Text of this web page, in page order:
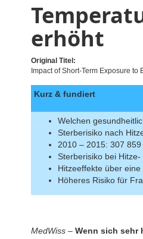
erhöht
Original Titel:
Impact of Short-Term Exposure
Kurz & fundiert
Welchen
Sterberisiko nach
2010 – 2015: 307
Sterberisiko bei
Hitzeeffekte über
Höheres Risiko für
MedWiss – Wenn sich sehr